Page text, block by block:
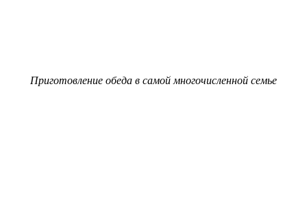
Приготовление обеда в самой многочисленной семье